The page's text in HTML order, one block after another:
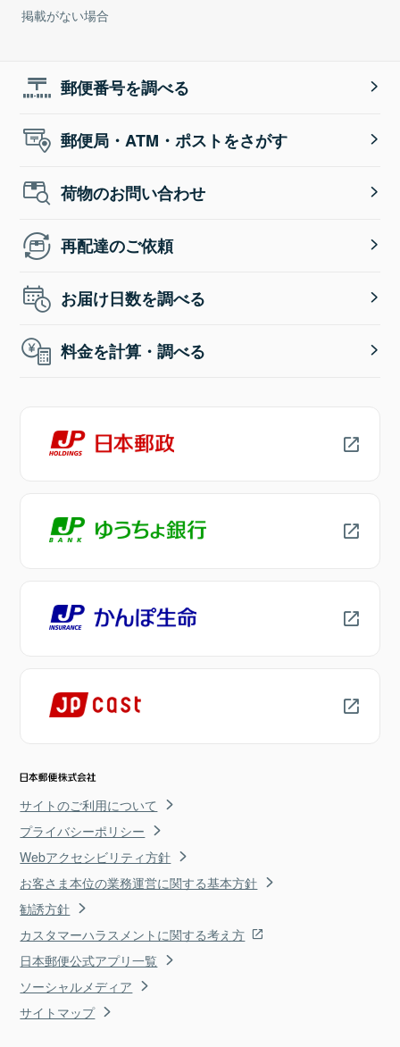
掲載がない場合
郵便番号を調べる
郵便局・ATM・ポストをさがす
荷物のお問い合わせ
再配達のご依頼
お届け日数を調べる
料金を計算・調べる
サイトのご利用について
プライバシーポリシー
Webアクセシビリティ方針
お客さま本位の業務運営に関する基本方針
勧誘方針
カスタマーハラスメントに関する考え方
日本郵便公式アプリ一覧
ソーシャルメディア
サイトマップ